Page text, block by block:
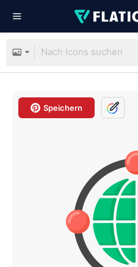
Speichern